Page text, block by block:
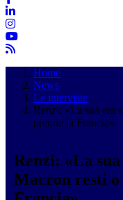
Home
News
Le interviste
Renzi: «La sua era
prende la Francia»
Renzi: «La
Macron resti o